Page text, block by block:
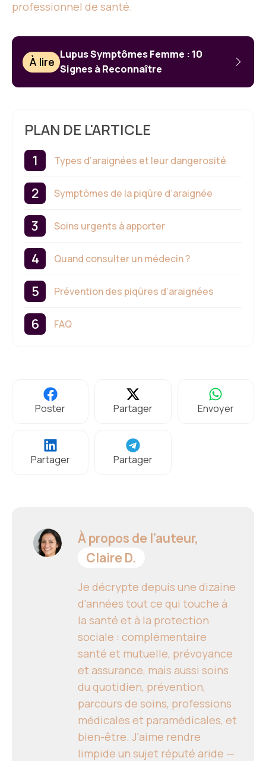
professionnel de santé.
À lire
Lupus Symptômes Femme : 10
Signes à Reconnaître
PLAN DE L'ARTICLE
Types d’araignées et leur dangerosité
Symptômes de la piqûre d’araignée
Soins urgents à apporter
Quand consulter un médecin ?
Prévention des piqûres d’araignées
FAQ
Poster Partager Envoyer
Partager Partager
À propos de l’auteur,
Claire D.
Je décrypte depuis une dizaine
d'années tout ce qui touche à
la santé et à la protection
sociale : complémentaire
santé et mutuelle, prévoyance
et assurance, mais aussi soins
du quotidien, prévention,
parcours de soins, professions
médicales et paramédicales, et
bien-être. J'aime rendre
limpide un sujet réputé aride —